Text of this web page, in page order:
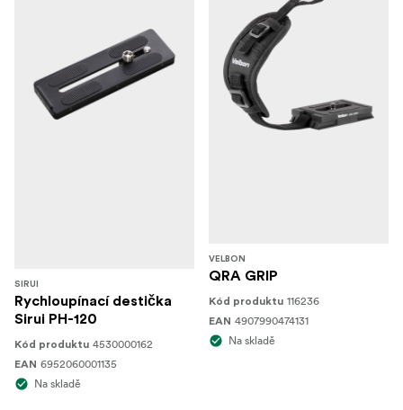
SIRUI
Rychloupínací destička
Sirui PH-120
Kód produktu 4530000162
EAN 6952060001135
Na skladě
VELBON
QRA GRIP
Kód produktu 116236
EAN 4907990474131
Na skladě